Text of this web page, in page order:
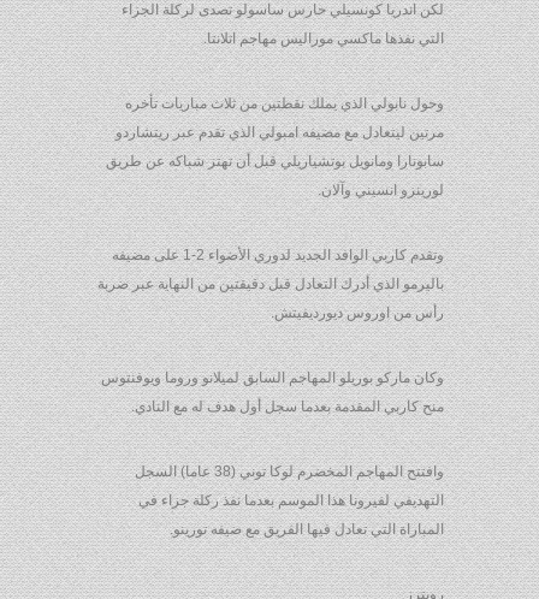
لكن اندريا كونسيلي حارس ساسولو تصدى لركلة الجزاء
التي نفذها ماكسي موراليس مهاجم اتلانتا.
وحول نابولي الذي يملك نقطتين من ثلاث مباريات تأخره
مرتين ليتعادل مع مضيفه امبولي الذي تقدم عبر ريتشاردو
سابونارا ومانويل بوتشياريلي قبل أن تهتز شباكه عن طريق
لورينزو انسيني وآلان.
وتقدم كاربي الوافد الجديد لدوري الأضواء 2-1 على مضيفه
باليرمو الذي أدرك التعادل قبل دقيقتين من النهاية عبر ضربة
رأس من اوروس ديورديفيتش.
وكان ماركو بوريلو المهاجم السابق لميلانو وروما ويوفنتوس
منح كاربي المقدمة بعدما سجل أول هدف له مع النادي.
وافتتح المهاجم المخضرم لوكا توني (38 عاما) السجل
التهديفي لفيرونا هذا الموسم بعدما نفذ ركلة جزاء في
المباراة التي تعادل فيها الفريق مع ضيفه تورينو.
رويترز